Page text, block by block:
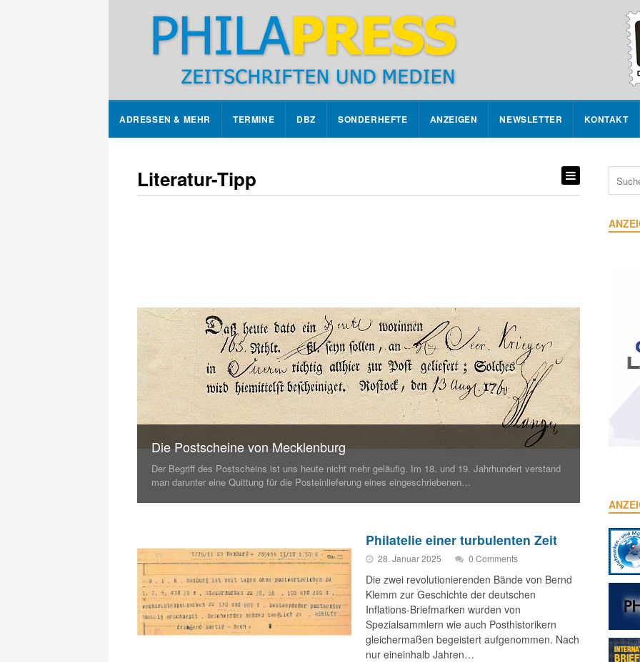
ADRESSEN & MEHR TERMINE DBZ SONDERHEFTE ANZEIGEN NEWSLETTER KONTAKT
Literatur-Tipp
Die Postscheine von Mecklenburg
Der Begriff des Postscheins ist uns heute nicht mehr geläufig. Im 18. und 19. Jahrhundert verstand
man darunter eine Quittung für die Posteinlieferung eines eingeschriebenen…
Philatelie einer turbulenten Zeit
28. Januar 2025 0 Comments
Die zwei revolutionierenden Bände von Bernd
Klemm zur Geschichte der deutschen
Inflations-Briefmarken wurden von
Spezialsammlern wie auch Posthistorikern
gleichermaßen begeistert aufgenommen. Nach
nur eineinhalb Jahren…